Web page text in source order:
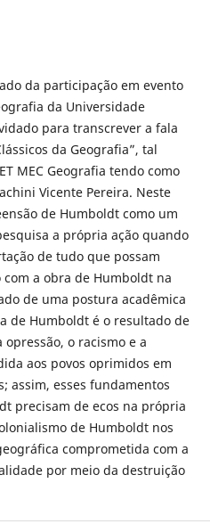
da participação em evento
da Universidade
para transcrever a fala
da Geografia”, tal
MEC Geografia tendo como
Vicente Pereira. Neste
de Humboldt como um
a própria ação quando
de tudo que possam
a obra de Humboldt na
de uma postura acadêmica
de Humboldt é o resultado de
o racismo e a
aos povos oprimidos em
assim, esses fundamentos
precisam de ecos na própria
de Humboldt nos
comprometida com a
por meio da destruição